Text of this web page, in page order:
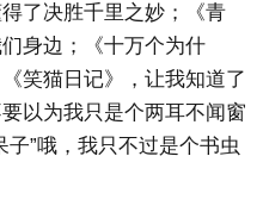
了决胜千里之妙；《青
身边；《十万个为什
笑猫日记》，让我知道了
以为我只是个两耳不闻窗
”哦，我只不过是个书虫